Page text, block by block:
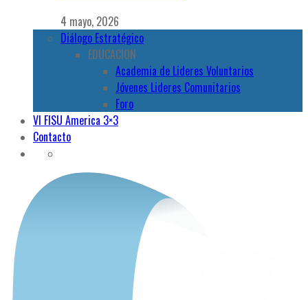
4 mayo, 2026
Diálogo Estratégico
EDUCACION
Academia de Lideres Voluntarios
Jóvenes Lideres Comunitarios
Foro
VI FISU America 3×3
Contacto